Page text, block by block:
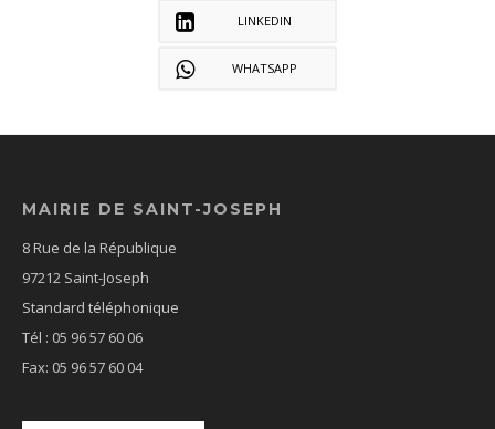
LINKEDIN
WHATSAPP
MAIRIE DE SAINT-JOSEPH
8 Rue de la République
97212 Saint-Joseph
Standard téléphonique
Tél : 05 96 57 60 06
Fax: 05 96 57 60 04